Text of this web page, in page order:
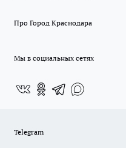
Про Город Краснодара
Мы в социальных сетях
Telegram